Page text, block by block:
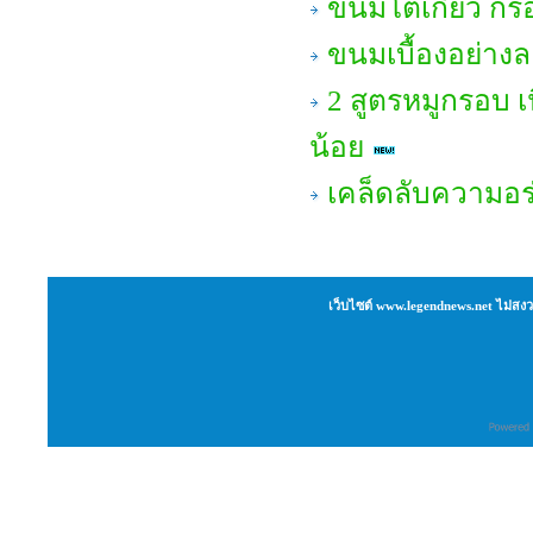
ขนมโตเกียว ก
ขนมเบื้องอย่าง
2 สูตรหมูกรอบ
น้อย
เคล็ดลับความอ
เว็บไซต์ www.legendnews.net ไม่